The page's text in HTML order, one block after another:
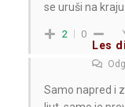
se uruši na kraju.
2 0
Les
Samo napred i